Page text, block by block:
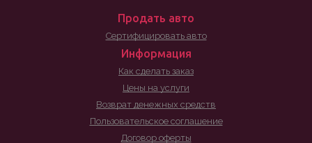
Продать авто
Сертифицировать авто
Информация
Как сделать заказ
Цены на услуги
Возврат денежных средств
Пользовательское соглашение
Договор оферты